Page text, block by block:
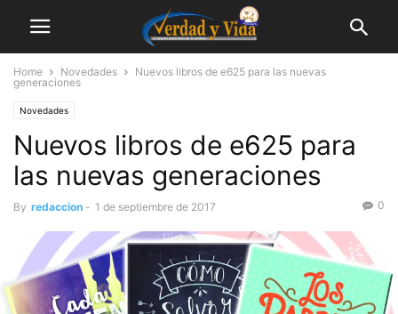
Home Novedades
Nuevos libros de e625 para las nuevas
generaciones
Novedades
Nuevos libros de e625 para
las nuevas generaciones
By redaccion - 1 de septiembre de 2017 0